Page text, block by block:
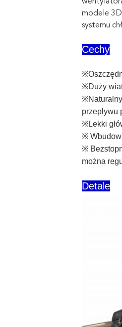
modele
systemu
Cechy
※Duży
przepływu
※Lekki
※
※
można
Detale